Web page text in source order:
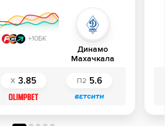
Динамо
Махачкала
+10БК
Х 3.85 П2 5.6